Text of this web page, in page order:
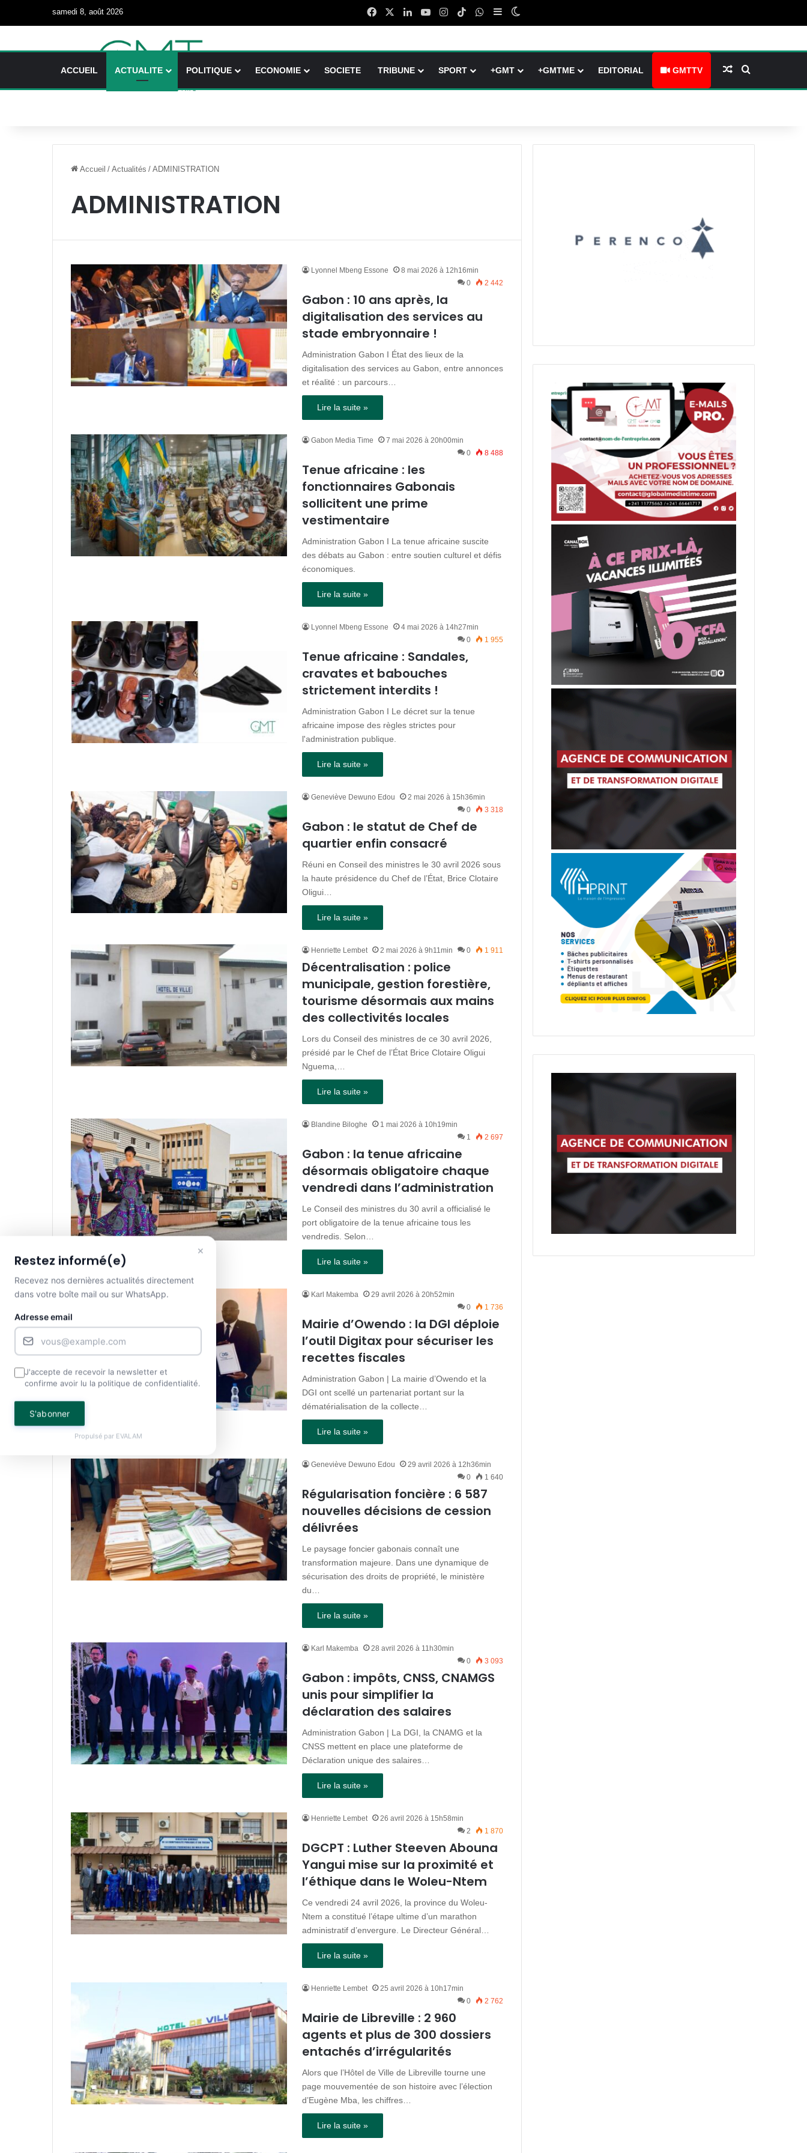
samedi 8, août 2026 FacebookLinkedinYouTubeInstagram
TikTokWhatsApp
Sidebar (barre latérale)
Switch skin
ACCUEIL ACTUALITE POLITIQUE ECONOMIE SOCIETE TRIBUNE SPORT +GMT +GMTME EDITORIAL GMTTV Article Aléatoire
Accueil / Actualités / ADMINISTRATION
ADMINISTRATION
Lyonnel Mbeng Essone
8 mai 2026 à 12h16min
0
2 442
Gabon : 10 ans après, la
digitalisation des services au
stade embryonnaire !
Administration Gabon I État des lieux de la
digitalisation des services au Gabon, entre annonces
et réalité : un parcours…
Lire la suite »
Gabon Media Time
7 mai 2026 à 20h00min
0
8 488
Tenue africaine : les
fonctionnaires Gabonais
sollicitent une prime
vestimentaire
Administration Gabon I La tenue africaine suscite
des débats au Gabon : entre soutien culturel et défis
économiques.
Lire la suite »
Lyonnel Mbeng Essone
4 mai 2026 à 14h27min
0
1 955
Tenue africaine : Sandales,
cravates et babouches
strictement interdits !
Administration Gabon I Le décret sur la tenue
africaine impose des règles strictes pour
l'administration publique.
Lire la suite »
Geneviève Dewuno Edou
2 mai 2026 à 15h36min
0
3 318
Gabon : le statut de Chef de
quartier enfin consacré
Réuni en Conseil des ministres le 30 avril 2026 sous
la haute présidence du Chef de l’État, Brice Clotaire
Oligui…
Lire la suite »
Henriette Lembet 2 mai 2026 à 9h11min 0 1 911
Décentralisation : police
municipale, gestion forestière,
tourisme désormais aux mains
des collectivités locales
Lors du Conseil des ministres de ce 30 avril 2026,
présidé par le Chef de l’État Brice Clotaire Oligui
Nguema,…
Lire la suite »
Blandine Biloghe
1 mai 2026 à 10h19min
1
2 697
Gabon : la tenue africaine
désormais obligatoire chaque
vendredi dans l’administration
Le Conseil des ministres du 30 avril a officialisé le
port obligatoire de la tenue africaine tous les
vendredis. Selon…
Lire la suite »
Karl Makemba
29 avril 2026 à 20h52min
0
1 736
Mairie d’Owendo : la DGI déploie
l’outil Digitax pour sécuriser les
recettes fiscales
Administration Gabon | La mairie d’Owendo et la
DGI ont scellé un partenariat portant sur la
dématérialisation de la collecte…
Lire la suite »
Geneviève Dewuno Edou
29 avril 2026 à 12h36min
0
1 640
Régularisation foncière : 6 587
nouvelles décisions de cession
délivrées
Le paysage foncier gabonais connaît une
transformation majeure. Dans une dynamique de
sécurisation des droits de propriété, le ministère
du…
Lire la suite »
Karl Makemba
28 avril 2026 à 11h30min
0
3 093
Gabon : impôts, CNSS, CNAMGS
unis pour simplifier la
déclaration des salaires
Administration Gabon | La DGI, la CNAMG et la
CNSS mettent en place une plateforme de
Déclaration unique des salaires…
Lire la suite »
Henriette Lembet
26 avril 2026 à 15h58min
2
1 870
DGCPT : Luther Steeven Abouna
Yangui mise sur la proximité et
l’éthique dans le Woleu-Ntem
Ce vendredi 24 avril 2026, la province du Woleu-
Ntem a constitué l’étape ultime d’un marathon
administratif d’envergure. Le Directeur Général…
Lire la suite »
Henriette Lembet
25 avril 2026 à 10h17min
0
2 762
Mairie de Libreville : 2 960
agents et plus de 300 dossiers
entachés d’irrégularités
Alors que l’Hôtel de Ville de Libreville tourne une
page mouvementée de son histoire avec l’élection
d’Eugène Mba, les chiffres…
Lire la suite »
×
Restez informé(e)
Recevez nos dernières actualités directement
dans votre boîte mail ou sur WhatsApp.
Adresse email
J'accepte de recevoir la newsletter et
confirme avoir lu la politique de confidentialité.
S'abonner
Propulsé par EVALAM